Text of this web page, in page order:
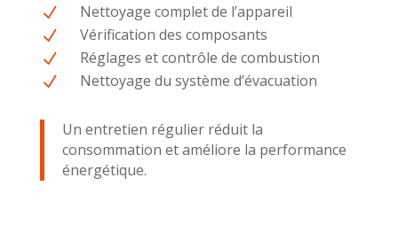
N Nettoyage complet de l’appareil
N Vérification des composants
N Réglages et contrôle de combustion
N Nettoyage du système d’évacuation
Un entretien régulier réduit la
consommation et améliore la performance
énergétique.